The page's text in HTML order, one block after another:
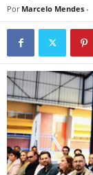
Por Marcelo Mendes -